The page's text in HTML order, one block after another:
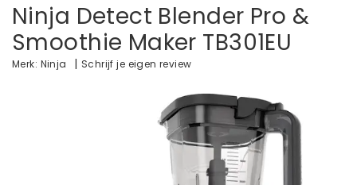
Ninja Detect Blender Pro &
Smoothie Maker TB301EU
Merk: Ninja | Schrijf je eigen review